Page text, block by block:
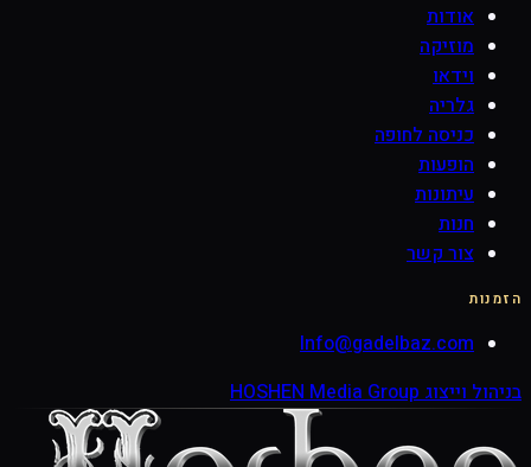
אודות
מוזיקה
וידאו
גלריה
כניסה לחופה
הופעות
עיתונות
חנות
צור קשר
הזמנות
Info@gadelbaz.com
בניהול וייצוג HOSHEN Media Group